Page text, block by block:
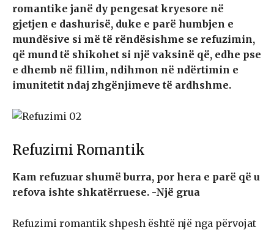
romantike janë dy pengesat kryesore në
gjetjen e dashurisë, duke e parë humbjen e
mundësive si më të rëndësishme se refuzimin,
që mund të shikohet si një vaksinë që, edhe pse
e dhemb në fillim, ndihmon në ndërtimin e
imunitetit ndaj zhgënjimeve të ardhshme.
Refuzimi Romantik
Kam refuzuar shumë burra, por hera e parë që u
refova ishte shkatërruese. -Një grua
Refuzimi romantik shpesh është një nga përvojat